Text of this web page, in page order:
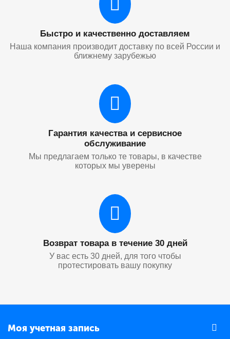
Быстро и качественно доставляем
Наша компания производит доставку по всей России и
ближнему зарубежью
Гарантия качества и сервисное
обслуживание
Мы предлагаем только те товары, в качестве
которых мы уверены
Возврат товара в течение 30 дней
У вас есть 30 дней, для того чтобы
протестировать вашу покупку
Моя учетная запись